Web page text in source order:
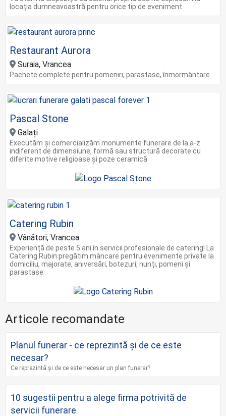
locația dumneavoastră pentru orice tip de eveniment
Restaurant Aurora
Suraia, Vrancea
Pachete complete pentru pomeniri, parastase, înmormântare
Pascal Stone
Galați
Executăm și comercializăm monumente funerare de la a-z
indiferent de dimensiune, formă sau structură decorate cu
diferite motive religioase și poze ceramică
Catering Rubin
Vânători, Vrancea
Experiență de peste 5 ani în servicii profesionale de catering! La
Catering Rubin pregătim mâncare pentru evenimente private la
domiciliu, majorate, aniversări, botezuri, nunți, pomeni și
parastase
Articole recomandate
Planul funerar - ce reprezintă și de ce este
necesar?
Ce reprezintă și de ce este necesar un plan funerar?
10 sugestii pentru a alege firma potrivită de
servicii funerare